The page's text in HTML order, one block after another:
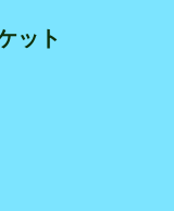
ット